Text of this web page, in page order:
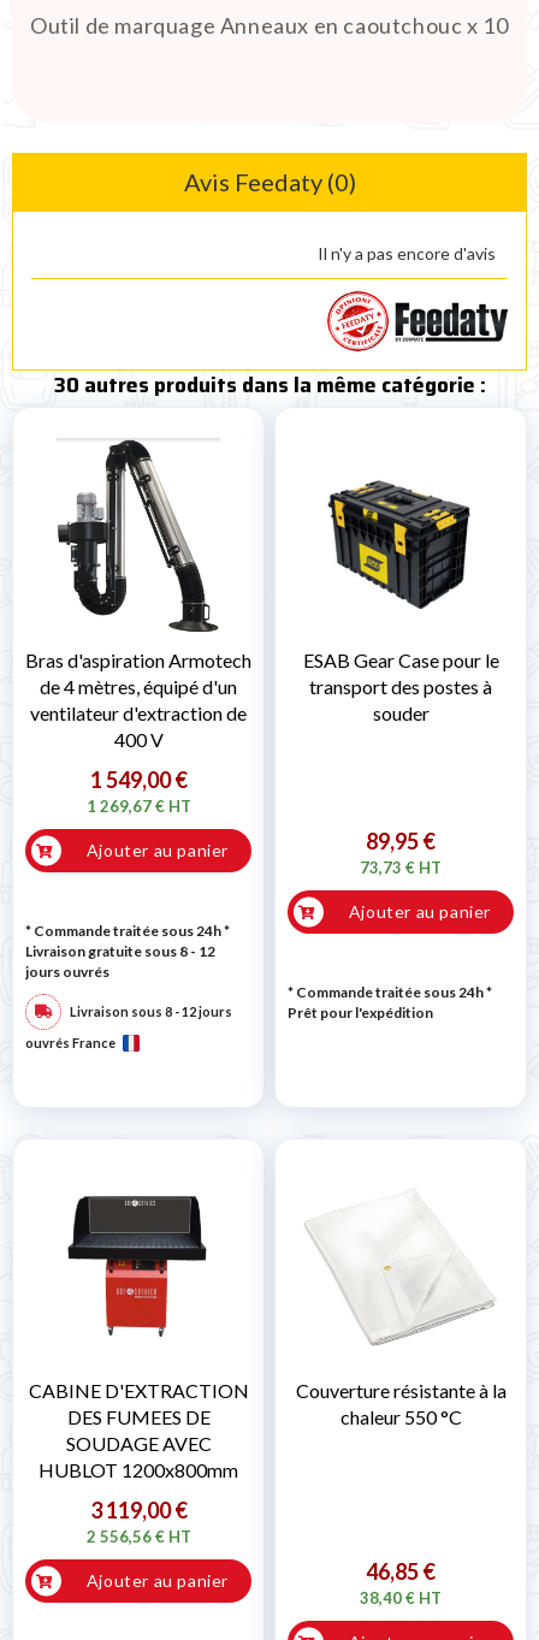
Outil de marquage Anneaux en caoutchouc x 10
Avis Feedaty (0)
Il n'y a pas encore d'avis
30 autres produits dans la même catégorie :
Bras d'aspiration Armotech
de 4 mètres, équipé d'un
ventilateur d'extraction de
400 V
1 549,00 €
1 269,67 € HT
Ajouter au panier
* Commande traitée sous 24h*
Livraison gratuite sous 8 - 12
jours ouvrés
Livraison sous 8 - 12 jours
ouvrés France
ESAB Gear Case pour le
transport des postes à
souder
89,95 €
73,73 € HT
Ajouter au panier
* Commande traitée sous 24h*
Prêt pour l'expédition
CABINE D'EXTRACTION
DES FUMEES DE
SOUDAGE AVEC
HUBLOT 1200x800mm
3 119,00 €
2 556,56 € HT
Ajouter au panier
Couverture résistante à la
chaleur 550 °C
46,85 €
38,40 € HT